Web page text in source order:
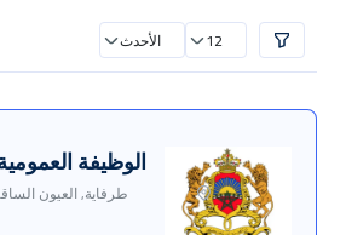
12 الأحدث
الوظيفة
طرفاية, العيون